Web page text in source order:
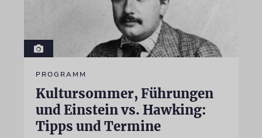
PROGRAMM
Kultursommer, Führungen
und Einstein vs. Hawking:
Tipps und Termine